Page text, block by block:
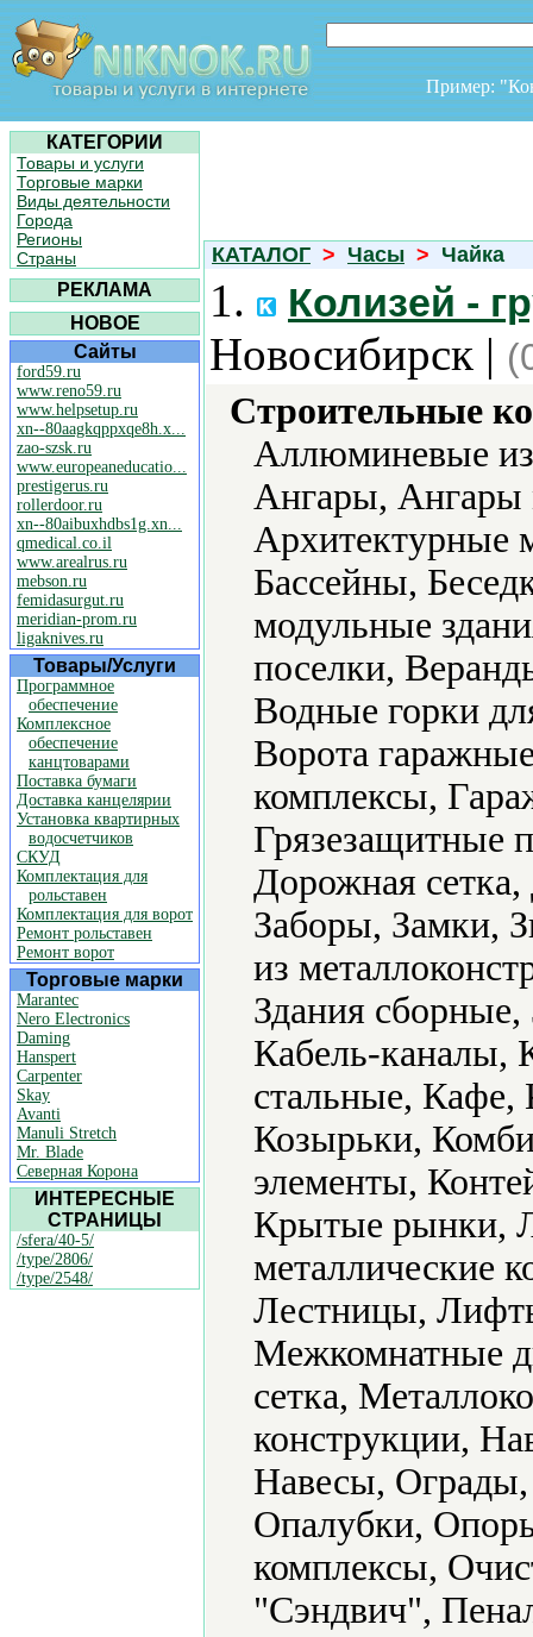
Пример:
КАТЕГОРИИ
Товары и услуги
Торговые марки
Виды деятельности
Города
Регионы
Страны
РЕКЛАМА
НОВОЕ
Сайты
ford59.ru
www.reno59.ru
www.helpsetup.ru
xn--80aagkqppxqe8h.x...
zao-szsk.ru
www.europeaneducatio...
prestigerus.ru
rollerdoor.ru
xn--80aibuxhdbs1g.xn...
qmedical.co.il
www.arealrus.ru
mebson.ru
femidasurgut.ru
meridian-prom.ru
ligaknives.ru
Товары/Услуги
Программное
обеспечение
Комплексное
обеспечение
канцтоварами
Поставка бумаги
Доставка канцелярии
Установка квартирных
водосчетчиков
СКУД
Комплектация для
рольставен
Комплектация для ворот
Ремонт рольставен
Ремонт ворот
Торговые марки
Marantec
Nero Electronics
Daming
Hanspert
Carpenter
Skay
Avanti
Manuli Stretch
Mr. Blade
Северная Корона
ИНТЕРЕСНЫЕ
СТРАНИЦЫ
/sfera/40-5/
/type/2806/
/type/2548/
КАТАЛОГ > Часы > Чайка
1. Колизей -
Новосибирск |
Строительные
Аллюминевые
Ангары, Ангары
Архитектурные
Бассейны,
модульные
поселки,
Водные горки
Ворота
комплексы,
Грязезащитные
Дорожная
Заборы, Замки,
из
Здания
Кабель-каналы,
стальные, Кафе,
Козырьки,
элементы,
Крытые рынки,
металлические
Лестницы,
Межкомнатные
сетка,
конструкции,
Навесы,
Опалубки,
комплексы,
"Сэндвич",